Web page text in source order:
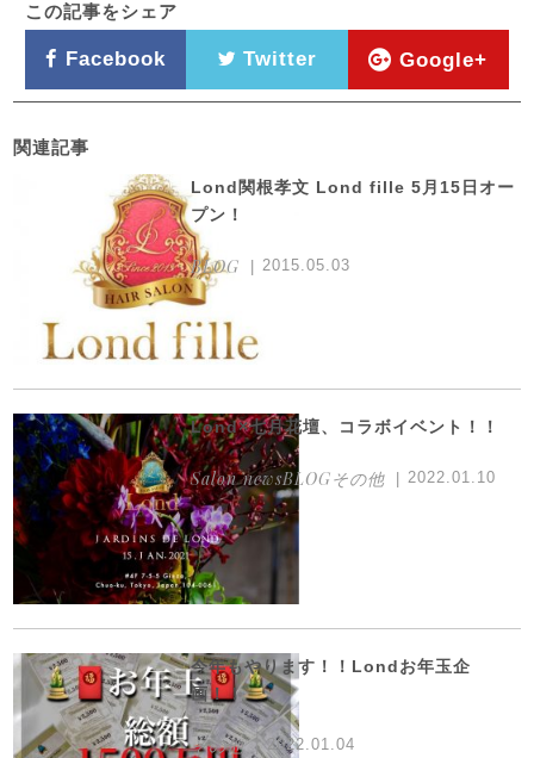
この記事をシェア
Facebook Twitter Google+
関連記事
Lond関根孝文 Lond fille 5月15日オー
プン！
BLOG 2015.05.03
Lond×七月花壇、コラボイベント！！
Salon newsBLOGその他 2022.01.10
今年もやります！！Londお年玉企
画！！
その他 2022.01.04